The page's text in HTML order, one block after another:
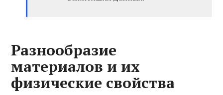
Разнообразие
материалов и их
физические свойства